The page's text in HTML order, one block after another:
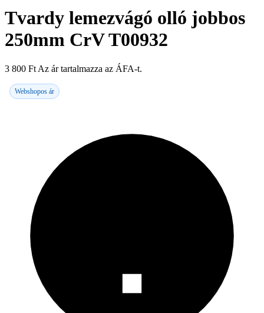
Tvardy lemezvágó olló jobbos
250mm CrV T00932
3 800 Ft Az ár tartalmazza az ÁFA-t.
Webshopos ár